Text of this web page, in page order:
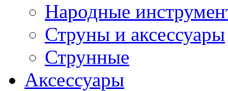
Народные
Струны и аксессуары
Струнные
Аксессуары